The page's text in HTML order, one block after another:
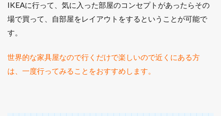
IKEAに行って、気に入った部屋のコンセプトがあったらその
場で買って、自部屋をレイアウトをするということが可能で
す。
世界的な家具屋なので行くだけで楽しいので近くにある方
は、一度行ってみることをおすすめします。